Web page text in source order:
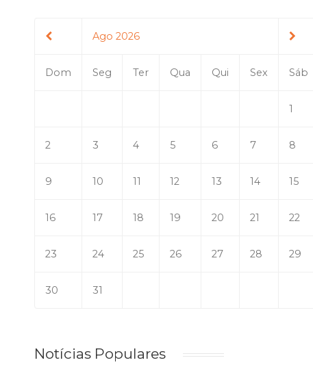
Ago 2026
Dom Seg Ter Qua Qui Sex Sáb
1
2 3 4 5 6 7 8
9 10 11 12 13 14 15
16 17 18 19 20 21 22
23 24 25 26 27 28 29
30 31
Notícias Populares